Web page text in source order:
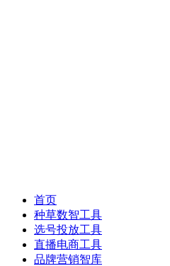
首页
种草数智工具
选号投放工具
直播电商工具
品牌营销智库